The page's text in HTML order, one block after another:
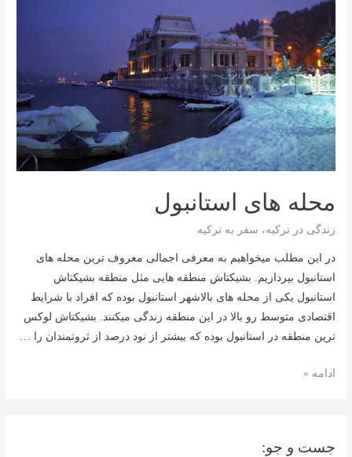
جست و جو:
محله های استانبول
زندگی در ترکیه، سفر به ترکیه
در این مطلب میخواهیم به معرفی اجمالی معروف ترین محله های
استانبول بپردازیم. بشیکتاش منطقه هایی مثل منطقه بشیکتاش
استانبول یکی از محله های بالاشهر استانبول بوده که افراد با شرایط
اقتصادی متوسط رو بالا در این منطقه زندگی میکنند. بشیکتاش لوکس
ترین منطقه در استانبول بوده که بیشتر از نود درصد از ثروتمندان را …
محله
ادامه »